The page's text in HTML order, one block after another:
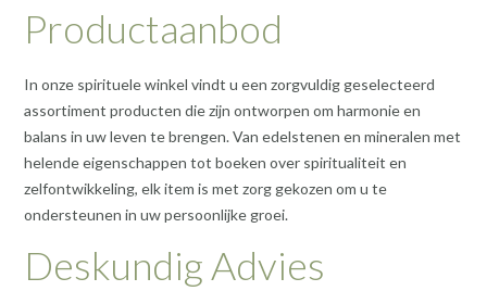
Productaanbod
In onze spirituele winkel vindt u een zorgvuldig geselecteerd
assortiment producten die zijn ontworpen om harmonie en
balans in uw leven te brengen. Van edelstenen en mineralen met
helende eigenschappen tot boeken over spiritualiteit en
zelfontwikkeling, elk item is met zorg gekozen om u te
ondersteunen in uw persoonlijke groei.
Deskundig Advies